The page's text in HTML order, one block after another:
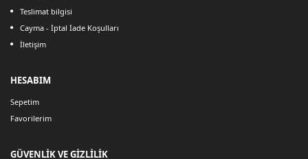
Teslimat bilgisi
Cayma - İptal İade Koşulları
İletişim
HESABIM
Sepetim
Favorilerim
GÜVENLİK VE GİZLİLİK